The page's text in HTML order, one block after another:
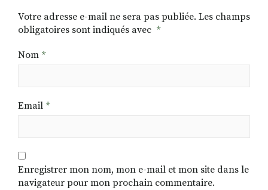
Votre adresse e-mail ne sera pas publiée. Les champs
obligatoires sont indiqués avec *
Nom *
Email *
Enregistrer mon nom, mon e-mail et mon site dans le
navigateur pour mon prochain commentaire.